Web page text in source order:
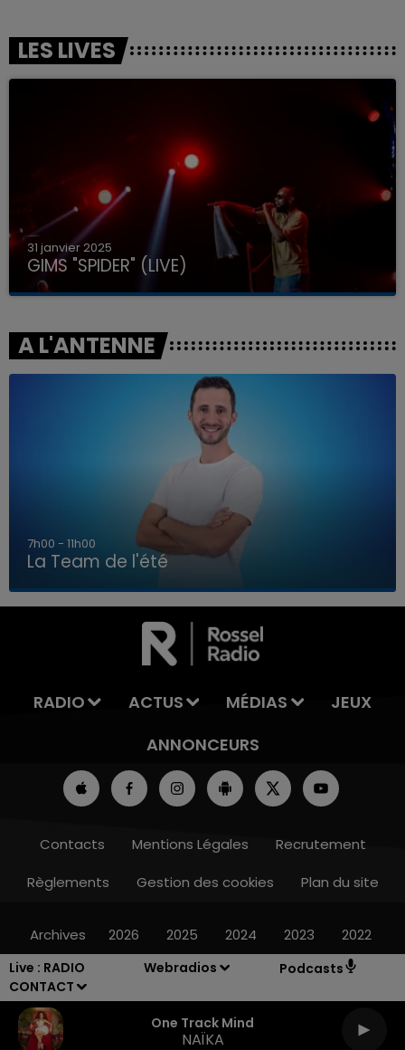
Live : RADIO
CONTACT
Webradios Podcasts
One Track Mind
NAÏKA
LA TEAM DE L'ÉTÉ
LES LIVES
31 janvier 2025
GIMS "SPIDER" (LIVE)
A L'ANTENNE
7h00 - 11h00
La Team de l'été
RADIO ACTUS MÉDIAS
JEUX
ANNONCEURS
Contacts Mentions Légales
Recrutement
Règlements
Gestion des cookies Plan du site
Archives 2026 2025 2024 2023 2022